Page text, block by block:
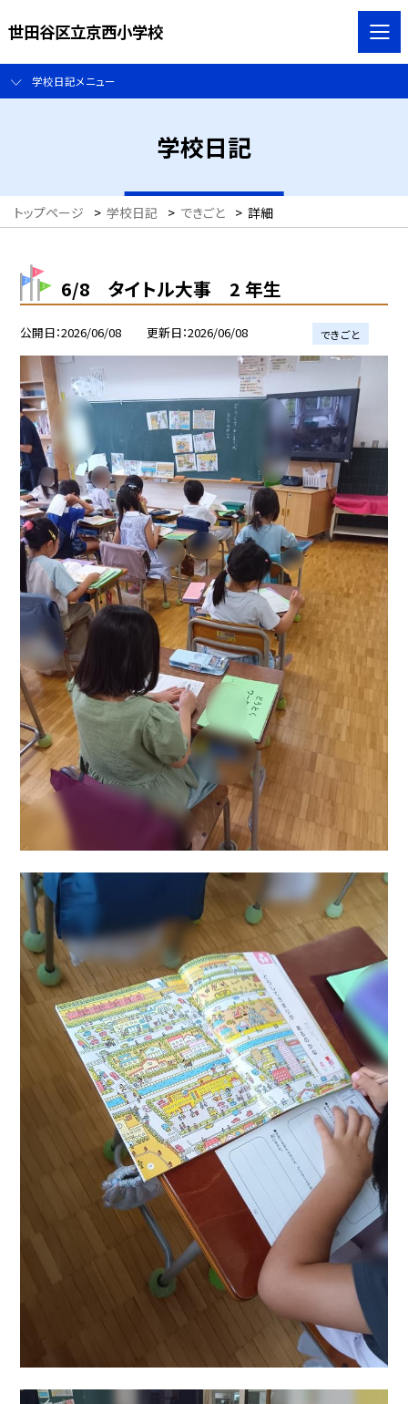
世田谷区立京西小学校
学校日記メニュー
学校日記
トップページ > 学校日記 > できごと > 詳細
6/8 タイトル大事 2 年生
公開日 2026/06/08 更新日 2026/06/08 できごと